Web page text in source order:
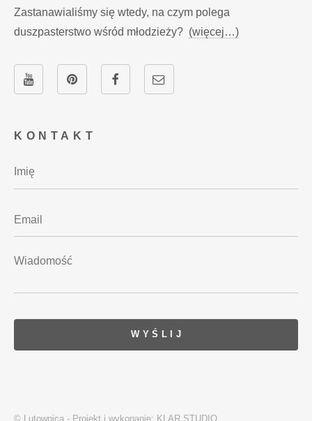
KONTAKT
Zastanawialiśmy się wtedy, na czym polega
duszpasterstwo wśród młodzieży? (więcej…)
© Lutownica - Projekt i wykonanie: KLAR STUDIO